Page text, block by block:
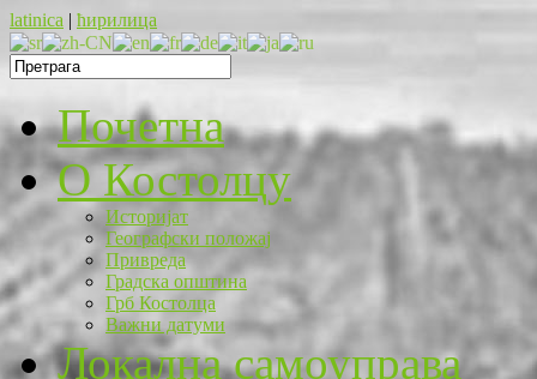
latinica | ћирилица
Почетна
O Костолцу
Историјат
Географски положај
Привреда
Градска општина
Грб Костолца
Важни датуми
Локална самоуправа